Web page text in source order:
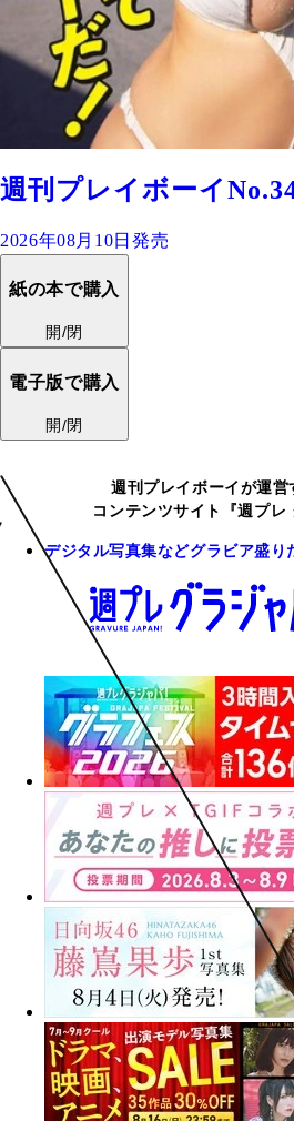
週刊プレイボーイ
2026年08月10日発売
紙の本で購入
開/閉
電子版で購入
開/閉
週刊プレイボーイが運営
コンテンツサイト『週プレ
デジタル写真集などグラビア盛り